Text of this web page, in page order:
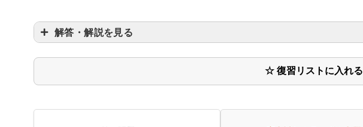
解答・解説を見る
〇
☆ 復習リストに入れる